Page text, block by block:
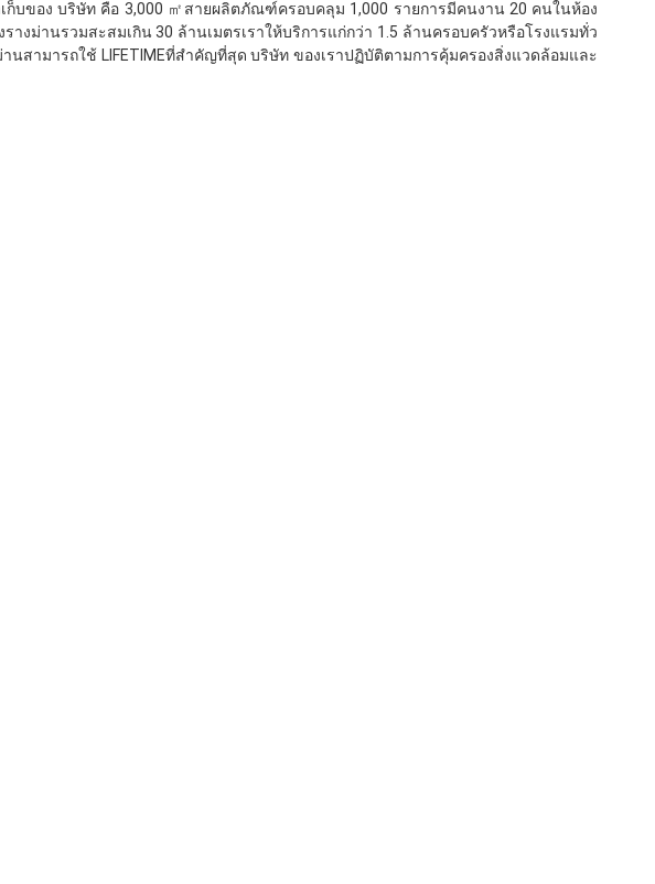
ก็บของ บริษัท คือ 3,000 ㎡สายผลิตภัณฑ์ครอบคลุม 1,000 รายการมีคนงาน 20 คนในห้อง
ม่านรวมสะสมเกิน 30 ล้านเมตรเราให้บริการแก่กว่า 1.5 ล้านครอบครัวหรือโรงแรมทั่ว
ามารถใช้ LIFETIMEที่สำคัญที่สุด บริษัท ของเราปฏิบัติตามการคุ้มครองสิ่งแวดล้อมและ